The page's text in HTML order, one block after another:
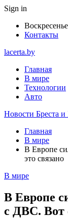
Sign in
Контакты
lacerta.by
Главная
В мире
Технологии
Авто
Новости Бреста и
Главная
В мире
В Европе
это связано
В мире
В Европе
с ДВС. Вот